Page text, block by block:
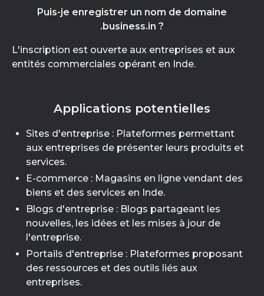
Puis-je enregistrer un nom de domaine
.business.in ?
L'inscription est ouverte aux entreprises et aux
entités commerciales opérant en Inde.
Applications potentielles
Sites d'entreprise : Plateformes permettant
aux entreprises de présenter leurs produits et
services.
E-commerce : Magasins en ligne vendant des
biens et des services en Inde.
Blogs d'entreprise : Blogs partageant les
nouvelles, les idées et les mises à jour de
l'entreprise.
Portails d'entreprise : Plateformes proposant
des ressources et des outils liés aux
entreprises.